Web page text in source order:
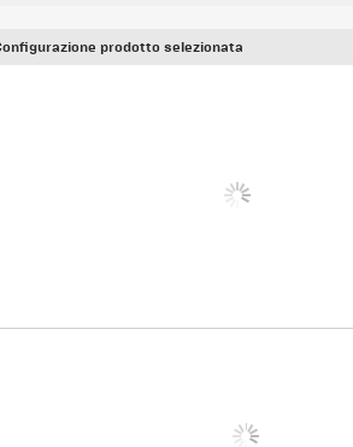
prodotto selezionata